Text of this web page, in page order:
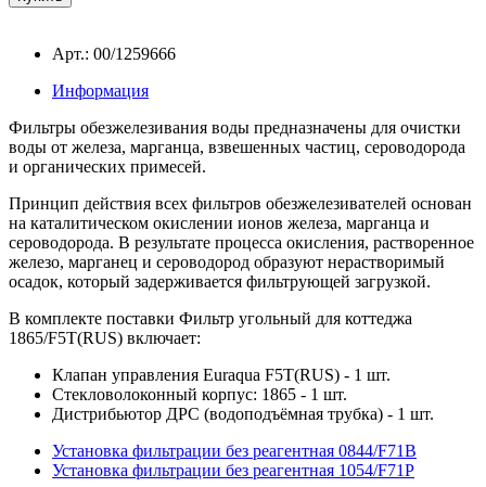
Арт.: 00/1259666
Информация
Фильтры обезжелезивания воды предназначены для очистки
воды от железа, марганца, взвешенных частиц, сероводорода
и органических примесей.
Принцип действия всех фильтров обезжелезивателей основан
на каталитическом окислении ионов железа, марганца и
сероводорода. В результате процесса окисления, растворенное
железо, марганец и сероводород образуют нерастворимый
осадок, который задерживается фильтрующей загрузкой.
В комплекте поставки Фильтр угольный для коттеджа
1865/F5T(RUS) включает:
Клапан управления Euraqua F5T(RUS) - 1 шт.
Стекловолоконный корпус: 1865 - 1 шт.
Дистрибьютор ДРС (водоподъёмная трубка) - 1 шт.
Установка фильтрации без реагентная 0844/F71B
Установка фильтрации без реагентная 1054/F71P